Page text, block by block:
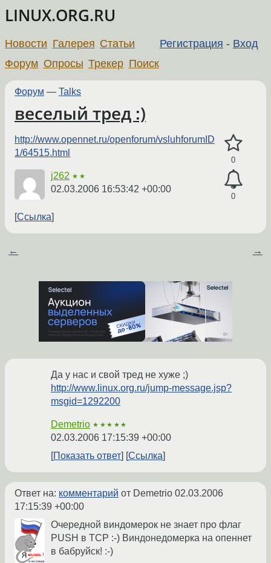
LINUX.ORG.RU
Регистрация - Вход
Новости Галерея Статьи
Форум Опросы Трекер Поиск
Форум — Talks
веселый тред :)
0
0
http://www.opennet.ru/openforum/vsluhforumID
1/64515.html
j262 ★★
02.03.2006 16:53:42 +00:00
Ссылка
← →
Да у нас и свой тред не хуже ;)
http://www.linux.org.ru/jump-message.jsp?
msgid=1292200
Demetrio ★★★★★
02.03.2006 17:15:39 +00:00
Показать ответ
Ссылка
Ответ на: комментарий от Demetrio 02.03.2006
17:15:39 +00:00
Очередной виндомерок не знает про флаг
PUSH в TCP :-) Виндонедомерка на опеннет
в бабруйск! :-)